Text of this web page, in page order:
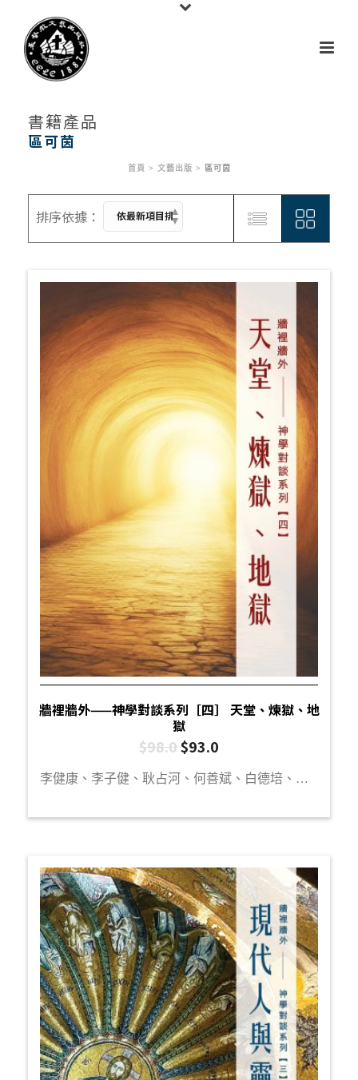
書籍產品
首頁 > 文藝出版 > 區可茵
區可茵
牆裡牆外——神學對談系列［四］ 天堂、煉獄、地
獄
$98.0$93.0
李健康、李子健、耿占河、何善斌、白德培、袁浩俊、陳曉琪、李一帆、楊文傑